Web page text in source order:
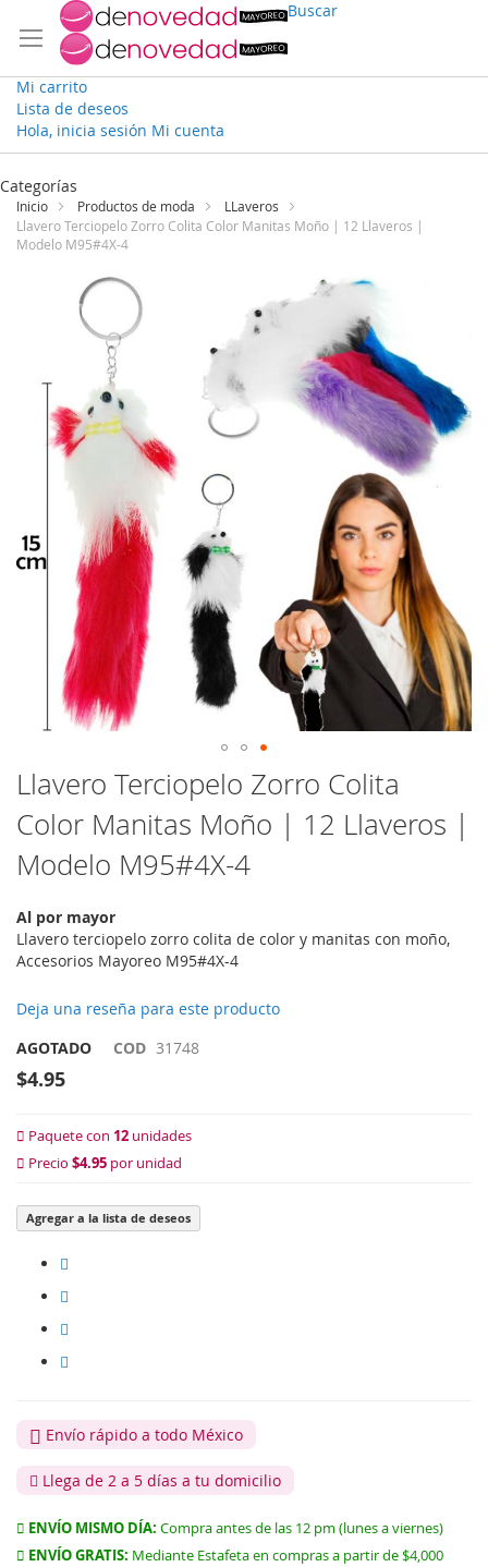
Buscar
Mi carrito
Lista de deseos
Hola, inicia sesión Mi cuenta
Ir
contenido
Categorías
Inicio Productos de moda
LLaveros
Llavero Terciopelo Zorro Colita Color Manitas Moño | 12 Llaveros |
Modelo M95#4X-4
imágenes
Saltar
al
comienzo
de
la
imágenes
Llavero Terciopelo Zorro Colita
Color Manitas Moño | 12 Llaveros |
Modelo M95#4X-4
Al por mayor
Llavero terciopelo zorro colita de color y manitas con moño,
Accesorios Mayoreo M95#4X-4
Deja una reseña para este producto
AGOTADO
COD 31748
$4.95
Paquete con 12 unidades
Precio $4.95 por unidad
Agregar a la lista de deseos
Envío rápido a todo México
Llega de 2 a 5 días a tu domicilio
ENVÍO MISMO DÍA: Compra antes de las 12 pm (lunes a viernes)
ENVÍO GRATIS: Mediante Estafeta en compras a partir de $4,000